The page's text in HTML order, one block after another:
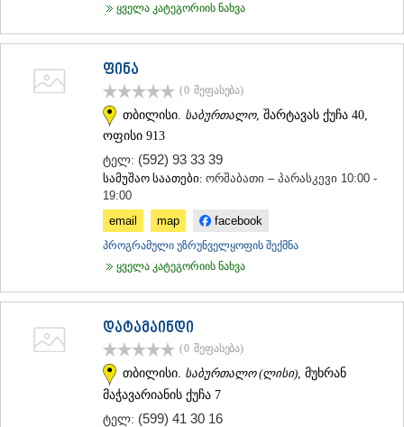
ყველა კატეგორიის ნახვა
ფინა
(0 შეფასება)
თბილისი. საბურთალო, შარტავას ქუჩა 40,
ოფისი 913
ტელ: (592) 93 33 39
სამუშაო საათები: ორშაბათი – პარასკევი 10:00 -
19:00
email
map facebook
პროგრამული უზრუნველყოფის შექმნა
ყველა კატეგორიის ნახვა
დატამაინდი
(0 შეფასება)
თბილისი. საბურთალო (ლისი) , მუხრან
მაჭავარიანის ქუჩა 7
ტელ: (599) 41 30 16